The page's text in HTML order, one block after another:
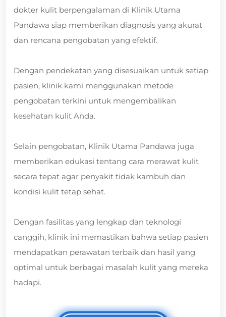
dokter kulit berpengalaman di Klinik Utama
Pandawa siap memberikan diagnosis yang akurat
dan rencana pengobatan yang efektif.
Dengan pendekatan yang disesuaikan untuk setiap
pasien, klinik kami menggunakan metode
pengobatan terkini untuk mengembalikan
kesehatan kulit Anda.
Selain pengobatan, Klinik Utama Pandawa juga
memberikan edukasi tentang cara merawat kulit
secara tepat agar penyakit tidak kambuh dan
kondisi kulit tetap sehat.
Dengan fasilitas yang lengkap dan teknologi
canggih, klinik ini memastikan bahwa setiap pasien
mendapatkan perawatan terbaik dan hasil yang
optimal untuk berbagai masalah kulit yang mereka
hadapi.